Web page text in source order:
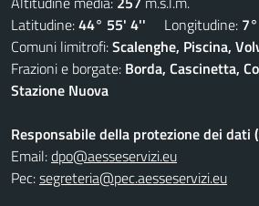
Latitudine:44° 55' 4'' Longitudine:
Comuni limitrofi:Scalenghe, Piscina,
Frazioni e borgate: Borda, Cascinetta,
Stazione Nuova
Responsabile della protezione dei dati
Email:dpo@aesseservizi.eu
Pec:segreteria@pec.aesseservizi.eu